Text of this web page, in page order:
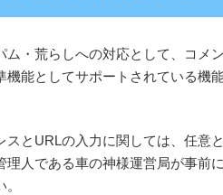
ム・荒らしへの対応として、コメ
機能としてサポートされている機
スとURLの入力に関しては、任意
理人である車の神様運営局が事前